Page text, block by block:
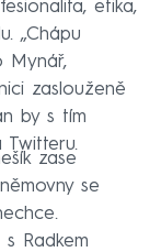
etika,
„Chápu
Mynář,
zaslouženě
by s tím
Twitteru.
zase
se
Radkem